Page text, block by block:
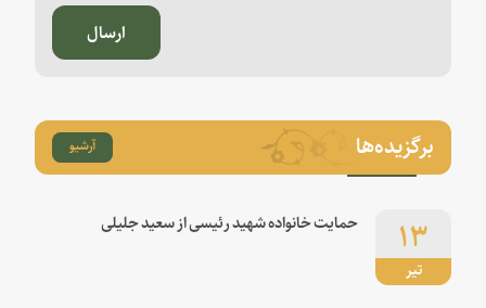
ارسال
برگزیده‌ها آرشیو
تیر
۱۳ حمایت خانواده شهید رئیسی از سعید جلیلی